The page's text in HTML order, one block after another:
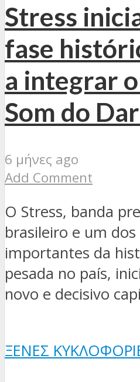
Stress
fase
a integrar
Som do
6 μήνες ago
Add Comment
O Stress, banda
brasileiro e um
importantes da
pesada no país,
novo e decisivo
ΞΈΝΕΣ